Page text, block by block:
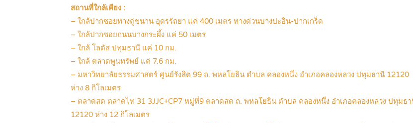
สถานที่ใกล้เคียง :
– ใกล้ปากซอยทางคู่ขนาน อุดรรัถยา แค่ 400 เมตร ทางด่วนบางปะอิน-ปากเกร็ด
– ใกล้ปากซอยถนนบางกระผึ้ง แค่ 50 เมตร
– ใกล้ โลตัส ปทุมธานี แค่ 10 กม.
– ใกล้ ตลาดพูนทรัพย์ แค่ 7.6 กม.
– มหาวิทยาลัยธรรมศาสตร์ ศูนย์รังสิต 99 ถ. พหลโยธิน ตำบล คลองหนึ่ง อำเภอคลองหลวง ปทุมธานี 12120
ห่าง 8 กิโลเมตร
– ตลาดสด ตลาดไท 31 3JJC+CP7 หมู่ที่9 ตลาดสด ถ. พหลโยธิน ตำบล คลองหนึ่ง อำเภอคลองหลวง ปทุมธ
12120 ห่าง 12 กิโลเมตร